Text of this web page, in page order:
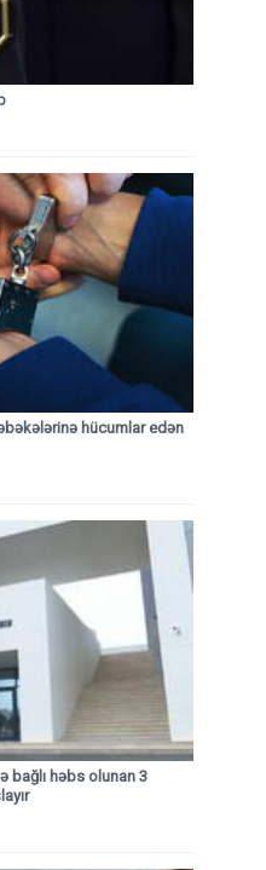
hücumlar edən
bağlı həbs olunan 3